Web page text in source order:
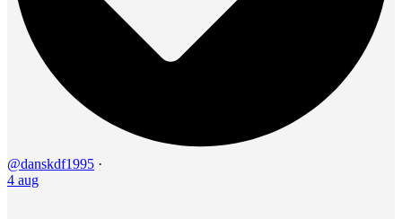
@danskdf1995 ·
4 aug